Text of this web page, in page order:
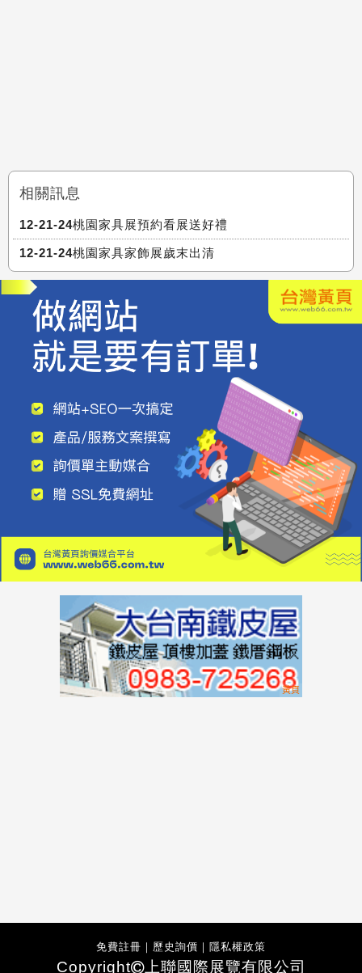
相關訊息
12-21-24桃園家具展預約看展送好禮
12-21-24桃園家具家飾展歲末出清
免費註冊 ｜ 歷史詢價 ｜ 隱私權政策
Copyright 上聯國際展覽有限公司